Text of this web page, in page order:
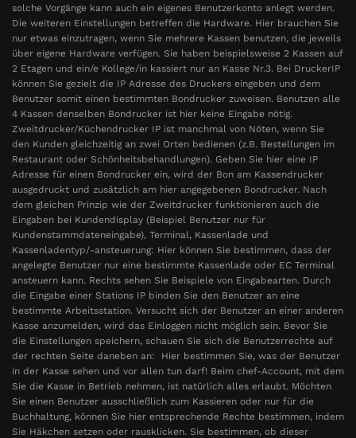
solche Vorgänge kann auch ein eigenes Benutzerkonto anlegt werden.
Die weiteren Einstellungen betreffen die Hardware. Hier brauchen Sie
nur etwas einzutragen, wenn Sie mehrere Kassen benutzen, die jeweils
über eigene Hardware verfügen. Sie haben beispielsweise 2 Kassen auf
2 Etagen und ein/e Kollege/in kassiert nur an Kasse Nr.3. Bei DruckerIP
können Sie gezielt die IP Adresse des Druckers eingeben und dem
Benutzer somit einen bestimmten Bondrucker zuweisen. Benutzen alle
4 Kassen denselben Bondrucker ist hier keine Eingabe nötig.
Zweitdrucker/Küchendrucker IP ist manchmal von Nöten, wenn Sie
den Kunden gleichzeitig an zwei Orten bedienen (z.B. Bestellungen im
Restaurant oder Schönheitsbehandlungen). Geben Sie hier eine IP
Adresse für einen Bondrucker ein, wird der Bon am Kassendrucker
ausgedruckt und zusätzlich am hier angegebenen Bondrucker. Nach
dem gleichen Prinzip wie der Zweitdrucker funktionieren auch die
Eingaben bei Kundendisplay (Beispiel Benutzer nur für
Kundenstammdateneingabe), Terminal, Kassenlade und
Kassenladentyp/-ansteuerung: Hier können Sie bestimmen, dass der
angelegte Benutzer nur eine bestimmte Kassenlade oder EC Terminal
ansteuern kann. Rechts sehen Sie Beispiele von Eingabearten. Durch
die Eingabe einer Stations IP binden Sie den Benutzer an eine
bestimmte Arbeitsstation. Versucht sich der Benutzer an einer anderen
Kasse anzumelden, wird das Einloggen nicht möglich sein. Bevor Sie
die Einstellungen speichern, schauen Sie sich die Benutzerrechte auf
der rechten Seite daneben an: Hier bestimmen Sie, was der Benutzer
in der Kasse sehen und vor allen tun darf! Beim chef-Account, mit dem
Sie die Kasse in Betrieb nehmen, ist natürlich alles erlaubt. Möchten
Sie einen Benutzer ausschließlich zum Kassieren oder nur für die
Buchhaltung, können Sie hier entsprechende Rechte bestimmen, indem
Sie Häkchen setzen oder rausklicken. Sie bestimmen, ob dieser